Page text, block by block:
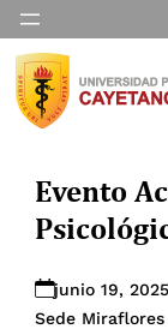
Evento
junio 19, 2025
Sede